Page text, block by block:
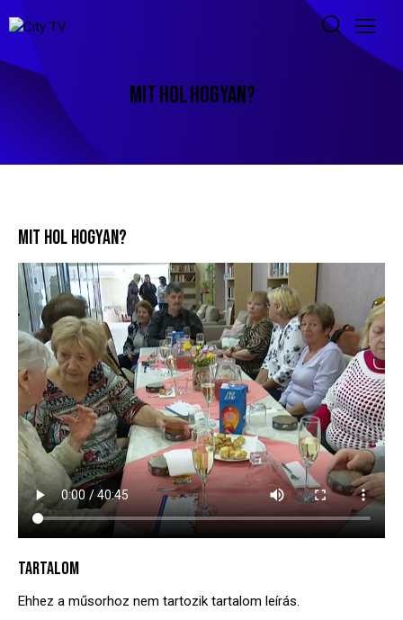
MIT HOL HOGYAN?
MIT HOL HOGYAN?
TARTALOM
Ehhez a műsorhoz nem tartozik tartalom leírás.